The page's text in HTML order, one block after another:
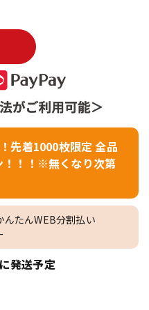
先着1000枚限定 全品
！！！※無くなり次第
たんWEB分割払い
発送予定